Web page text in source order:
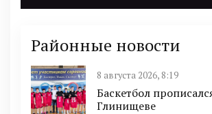
Районные новости
8 августа 2026, 8:19
Баскетбол
Глинищеве